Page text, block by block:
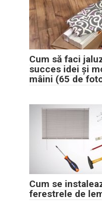
Cum să faci
succes idei și
mâini (65 de
Cum se
ferestrele de